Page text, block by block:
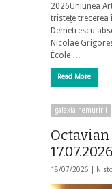
2026Uniunea
tristețe trecerea
Demetrescu
Nicolae
École …
Read More
galaxia nemuririi
Octavian
17.07.2026
18/07/2026 |